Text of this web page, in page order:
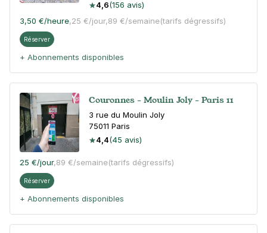
4,6(156 avis)
3,50 €/heure,25 €/jour,89 €/semaine(tarifs dégressifs)
Réserver
+ Abonnements disponibles
Couronnes - Moulin Joly - Paris 11
3 rue du Moulin Joly
75011 Paris
4,4(45 avis)
25 €/jour,89 €/semaine(tarifs dégressifs)
Réserver
+ Abonnements disponibles